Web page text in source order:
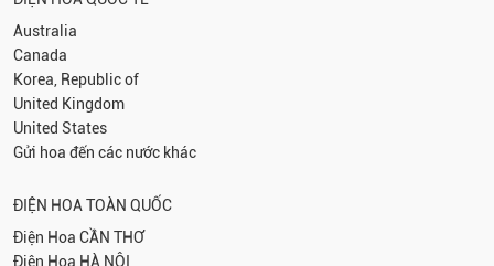
Australia
Canada
Korea, Republic of
United Kingdom
United States
Gửi hoa đến các nước khác
ĐIỆN HOA TOÀN QUỐC
Điện Hoa CẦN THƠ
Điện Hoa HÀ NỘI